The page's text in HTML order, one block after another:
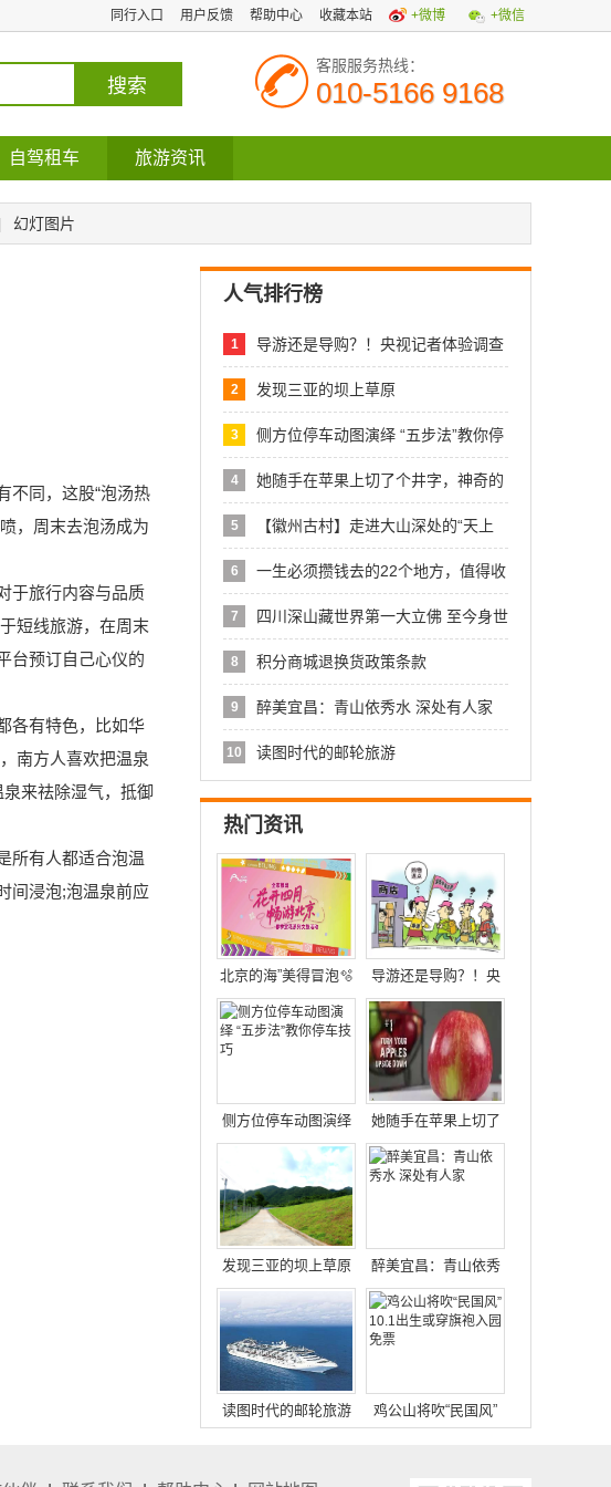
同行入口 用户反馈 帮助中心 收藏本站 +微博 +微信
客服服务热线：
010-5166 9168
自驾租车 旅游资讯
幻灯图片
不同，这股“泡汤热
，周末去泡汤成为
于旅行内容与品质
短线旅游，在周末
台预订自己心仪的
各有特色，比如华
南方人喜欢把温泉
来祛除湿气，抵御
所有人都适合泡温
间浸泡;泡温泉前应
人气排行榜
1
导游还是导购？！央视记者体验调查
“超
2 发现三亚的坝上草原
3 侧方位停车动图演绎 “五步法”教你停
4
她随手在苹果上切了个井字，神奇的
一幕
5
【徽州古村】走进大山深处的“天上
人家
6
一生必须攒钱去的22个地方，值得收
藏
7
四川深山藏世界第一大立佛 至今身世
是
8 积分商城退换货政策条款
9 醉美宜昌：青山依秀水 深处有人家
10 读图时代的邮轮旅游
热门资讯
北京的海”美得冒泡🫧
还有青山繁花！
导游还是导购？！央
视记者体验调查“超低
价”旅游团
侧方位停车动图演绎
“五步法”教你停车技巧
她随手在苹果上切了
个井字，神奇的一幕
发生了...
发现三亚的坝上草原
醉美宜昌：青山依秀
水 深处有人家
读图时代的邮轮旅游
鸡公山将吹“民国风”
10.1出生或穿旗袍入